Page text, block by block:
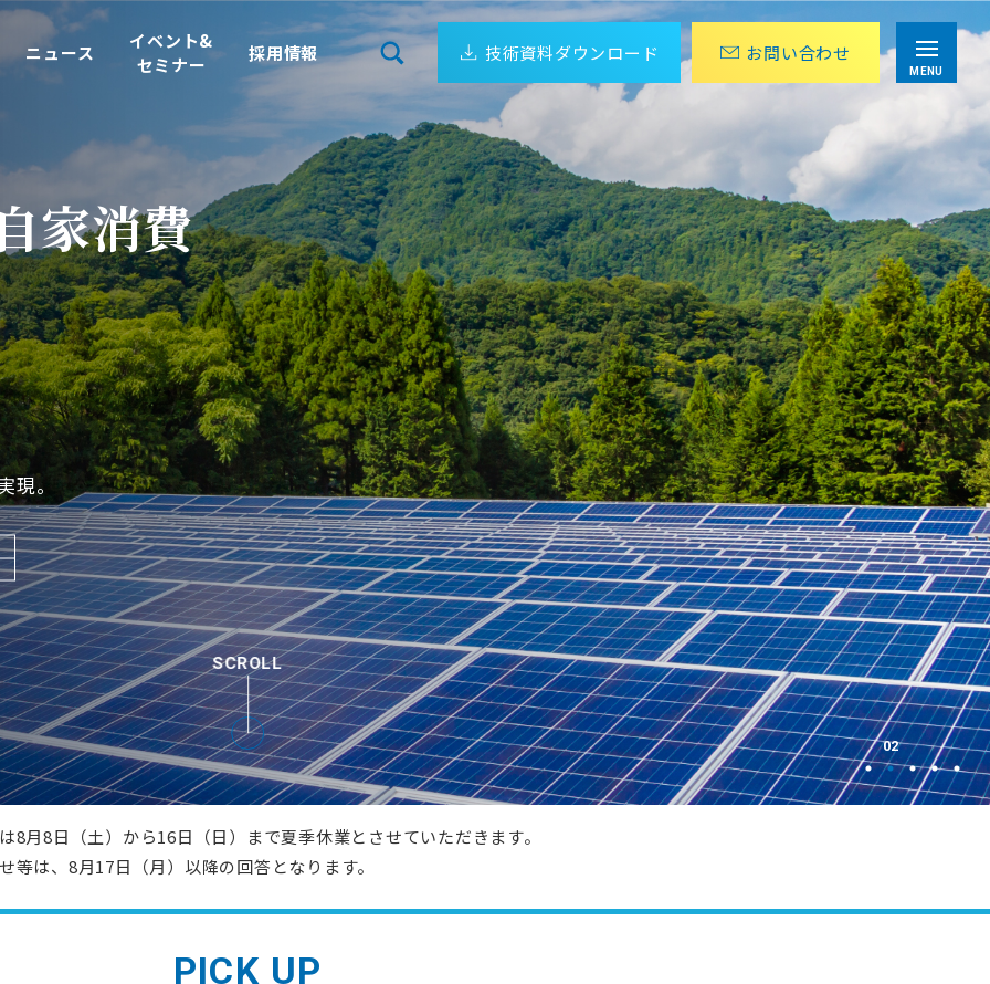
MENU
ション
ア）
製造ライン、装置ごとの電力量を24時間監視
電力の見える化パッケージ
目視点検・巡回作業にかかる労力を削減
アナログメーター値の遠隔監視パッケージ
適
ウェイ
IoT向けLPWA 国際標準規格
Wi-SUN FAN
設計から運用までOPC UA 導入をトータル支援
OPC UA導入ソリューション
クミドルウェア Empress認定技術者が在籍
組込みデータベース
組み込み向けTLS/SSLライブラリ
wolfSSL
ンサービス
リューション
力需給制御システム
ションシステム
工場・高圧施設向け自家消費型EMS
ローカルEMS
ECHONET Lite機器開発ソフトウェア・パッケージ
ECHONET Lite
パッケージ
品
ューション
ドキュメント
ングソリューション
設計からコンフォーマンステストまでトータルサポート
産業用ネットワークソリューション
脆弱性管理ツールの提案・導入、対応システムの開発
IoT機器セキュリティ支援サービス
ストを削減
ソリューション
市場への価値提供を促進
テスト効率化ソリューション
要件定義から運用オペレーションまでお客様の課題解決
受託開発事例
会社案内
企業理念
企業ビジョン
成長し続ける日新システムズ
会社概要
アクセス
ニュース
イベント&
セミナー
採用情報 技術資料ダウンロード お問い合わせ
応は
に準拠し、
一貫支援。
家消費
。
ン
地域一帯のエ
ステム開発を
業や仮想発電
客様にとって
提案いたしま
SCROLL
8月8日（土）から16日（日）まで夏季休業とさせていただきます。
等は、8月17日（月）以降の回答となります。
PICK UP